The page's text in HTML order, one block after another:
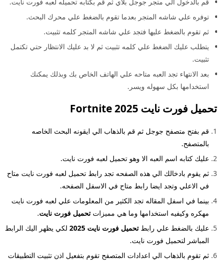
توفره علي شاشه المتجر بعدما تقوم بالضغط علي محرك البحث.
ثم تقوم بالضغط عليها فتجد علي شاشه المتجر كلمه تثبيت.
يتطلب عليك الضغط علي كلمه تثبيت ثم لا بد عليك الانتظار حتي تكتمل
تثبيت.
بعد الانتهاء تجد العبه متاحه علي الهاتف الخاص بك وبذلك يمكنك
استخدامها بكل سهوله ويسر.
تحميل فورت نايت 2025 Fortnite
قم بفتح متصفح جوجل ثم قم بالذهاب الي ايقونه البحث الخاصه
بالمتصفح.
عليك كتابه اسم العبه الا وهو تحميل لعبه فورت نايت.
ثم يقوم بادخالك الي هذه الصفحه تجد رابط تحميل لعبه فورت نايت متاح
في الاعلي وتجد ايضا رابط متاح في الاسفل الصفحه.
بينما في اسفل المقاله تجد الكثير من المعلومات علي لعبه فورت نايت
مهكره وكيفيه استخدامها وما هي مميزات تحميل فورت نايت.
عليك بالضغط علي رابط تحميل فورت نايت 2025
لكي يظهر اليك الرابط
المباشر لتحميل فورت نايت.
ثم تقوم بالذهاب الي اعدادات المتصفح تقوم بتفعيل اذن تثبيت التطبيقات